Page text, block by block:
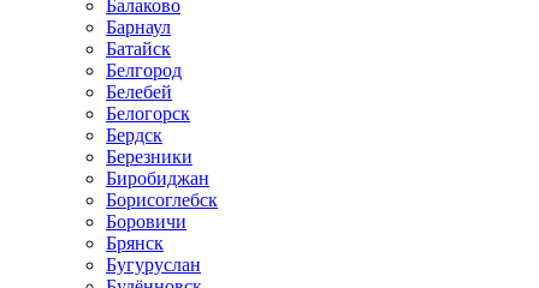
Балаково
Барнаул
Батайск
Белгород
Белебей
Белогорск
Бердск
Березники
Биробиджан
Борисоглебск
Боровичи
Брянск
Бугуруслан